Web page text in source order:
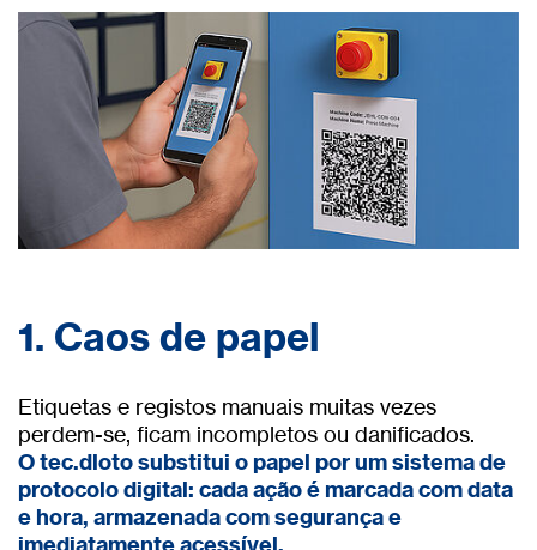
1. Caos de papel
Etiquetas e registos manuais muitas vezes
perdem-se, ficam incompletos ou danificados.
O tec.dloto substitui o papel por um sistema de
protocolo digital: cada ação é marcada com data
e hora, armazenada com segurança e